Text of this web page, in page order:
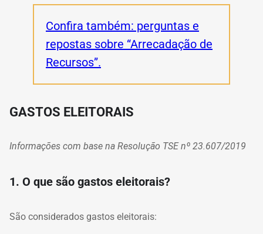
Confira também: perguntas e
repostas sobre “Arrecadação de
Recursos”.
GASTOS ELEITORAIS
Informações com base na Resolução TSE nº 23.607/2019
1. O que são gastos eleitorais?
São considerados gastos eleitorais: